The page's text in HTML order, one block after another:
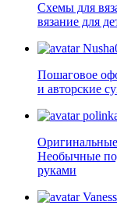
Схемы для
вязание для
Пошаговое
и авторские
Необычные
руками